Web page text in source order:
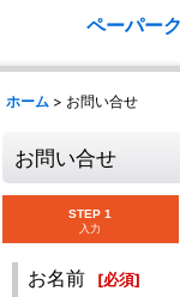
ペーパー
ホーム > お問い合せ
お問い合せ
STEP 1
入力
お名前 [必須]